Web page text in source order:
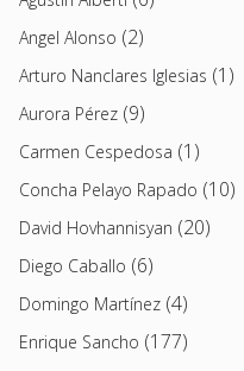
Angel Alonso (2)
Arturo Nanclares Iglesias (1)
Aurora Pérez (9)
Carmen Cespedosa (1)
Concha Pelayo Rapado (10)
David Hovhannisyan (20)
Diego Caballo (6)
Domingo Martínez (4)
Enrique Sancho (177)